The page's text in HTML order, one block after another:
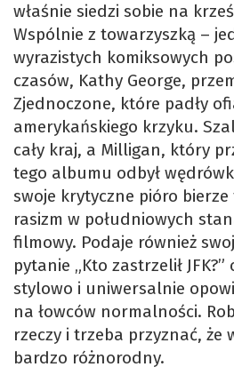
właśnie siedzi sobie na
Wspólnie z towarzyszką –
wyrazistych komiksowych
czasów, Kathy George,
Zjednoczone, które padły
amerykańskiego krzyku.
cały kraj, a Milligan, który
tego albumu odbył
swoje krytyczne pióro
rasizm w południowych
filmowy. Podaje również
pytanie „Kto zastrzelił
stylowo i uniwersalnie
na łowców normalności.
rzeczy i trzeba przyznać, że
bardzo różnorodny.